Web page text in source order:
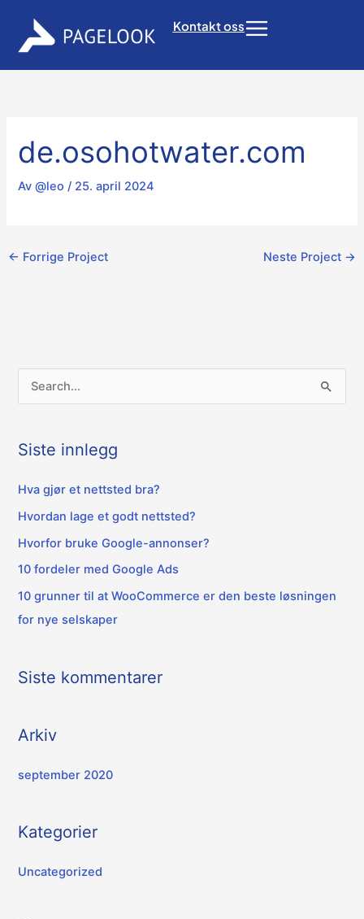
Kontakt oss
Flyout
de.osohotwater.com
Av @leo/ 25. april 2024
← Forrige Project Neste Project →
e
t
Siste innlegg
Hva gjør et nettsted bra?
Hvordan lage et godt nettsted?
Hvorfor bruke Google-annonser?
10 fordeler med Google Ads
10 grunner til at WooCommerce er den beste løsningen
for nye selskaper
Siste kommentarer
Arkiv
september 2020
Kategorier
Uncategorized